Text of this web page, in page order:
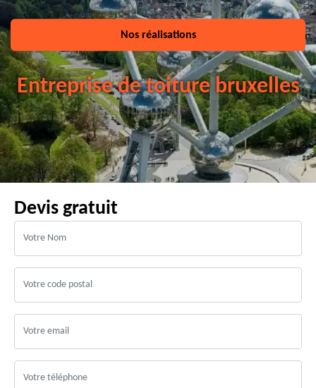
Nos réalisations
Entreprise de toiture bruxelles
Devis gratuit